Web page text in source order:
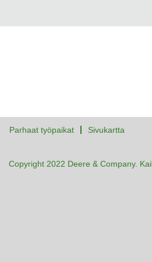
Parhaat työpaikat Sivukartta
Copyright 2022 Deere & Company.